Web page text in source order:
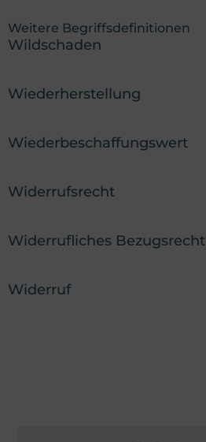
Weitere Begriffsdefinitionen
Wildschaden
Wiederherstellung
Wiederbeschaffungswert
Widerrufsrecht
Widerrufliches Bezugsrecht
Widerruf